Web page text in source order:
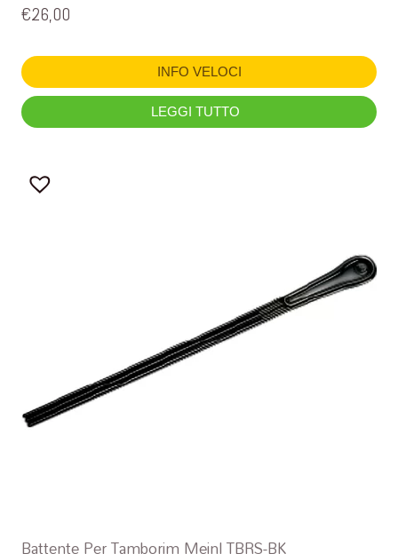
€26,00
INFO VELOCI
LEGGI TUTTO